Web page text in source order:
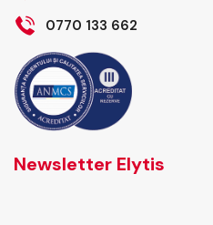
0770 133 662
Newsletter Elytis